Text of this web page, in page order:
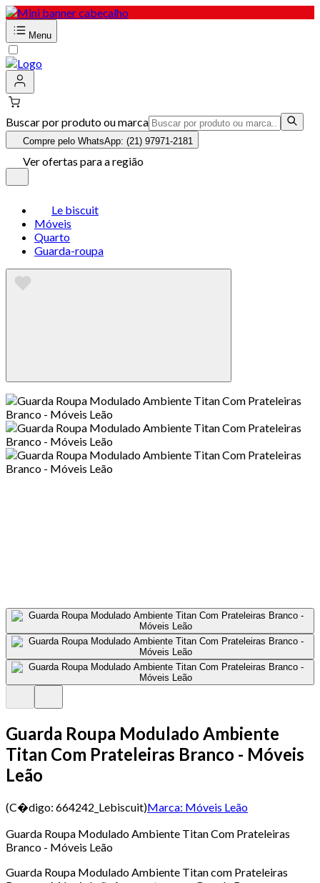
Menu
Buscar por produto ou marca
Compre pelo WhatsApp: (21) 97971-2181
Ver ofertas para a região
Le biscuit
Móveis
Quarto
Guarda-roupa
Guarda Roupa Modulado Ambiente
Titan Com Prateleiras Branco - Móveis
Leão
(C�digo: 664242_Lebiscuit)Marca: Móveis Leão
Guarda Roupa Modulado Ambiente Titan Com Prateleiras
Branco - Móveis Leão
Guarda Roupa Modulado Ambiente Titan com Prateleiras